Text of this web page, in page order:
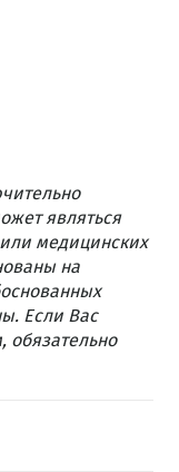
являться
медицинских
на
Если Вас
обязательно